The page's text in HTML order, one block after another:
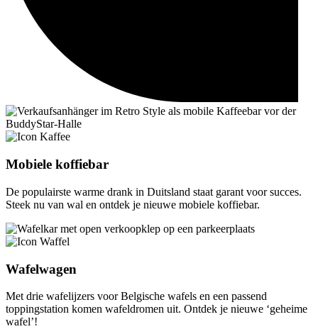
Mobiele koffiebar
De populairste warme drank in Duitsland staat garant voor succes.
Steek nu van wal en ontdek je nieuwe mobiele koffiebar.
Wafelwagen
Met drie wafelijzers voor Belgische wafels en een passend
toppingstation komen wafeldromen uit. Ontdek je nieuwe ‘geheime
wafel’!